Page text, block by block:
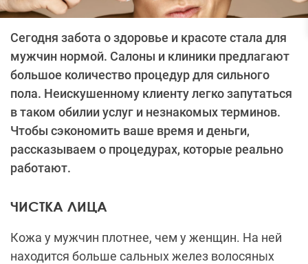
Сегодня забота о здоровье и красоте стала для
мужчин нормой. Салоны и клиники предлагают
большое количество процедур для сильного
пола. Неискушенному клиенту легко запутаться
в таком обилии услуг и незнакомых терминов.
Чтобы сэкономить ваше время и деньги,
рассказываем о процедурах, которые реально
работают.
ЧИСТКА ЛИЦА
Кожа у мужчин плотнее, чем у женщин. На ней
находится больше сальных желез волосяных